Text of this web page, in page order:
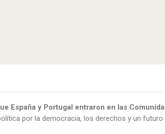
España y Portugal entraron en las
por la democracia, los derechos y un futuro